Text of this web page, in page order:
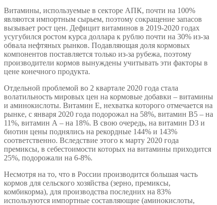
Витамины, используемые в секторе АПК, почти на 100%
являются импортным сырьем, поэтому сокращение запасов
вызывает рост цен. Дефицит витаминов в 2019-2020 годах
усугубился ростом курса доллара к рублю почти на 30% из-за
обвала нефтяных рынков. Подавляющая доля кормовых
компонентов поставляется только из-за рубежа, поэтому
производители кормов вынуждены учитывать эти факторы в
цене конечного продукта.
Отдельной проблемой во 2 квартале 2020 года стала
волатильность мировых цен на кормовые добавки – витамины
и аминокислоты. Витамин Е, нехватка которого отмечается на
рынке, с января 2020 года подорожал на 58%, витамин B5 – на
11%, витамин А – на 18%. В свою очередь, на витамин D3 и
биотин цены поднялись на рекордные 144% и 143%
соответственно. Вследствие этого к марту 2020 года
премиксы, в себестоимости которых на витамины приходится
25%, подорожали на 6-8%.
Несмотря на то, что в России производится большая часть
кормов для сельского хозяйства (зерно, премиксы,
комбикорма), для производства последних на 83%
используются импортные составляющие (аминокислоты,